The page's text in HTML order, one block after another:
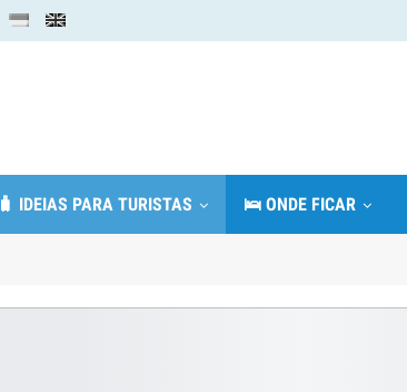
🧳 IDEIAS PARA TURISTAS 🛌 ONDE FICAR